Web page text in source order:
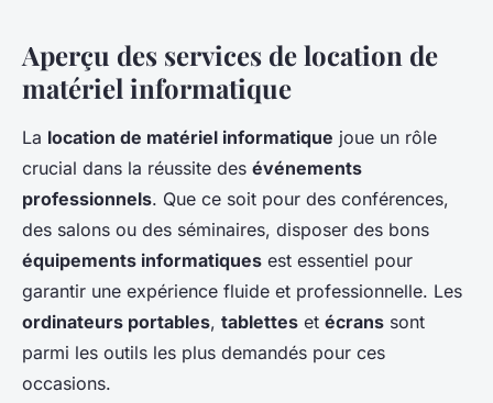
Aperçu des services de location de
matériel informatique
La location de matériel informatique joue un rôle
crucial dans la réussite des événements
professionnels. Que ce soit pour des conférences,
des salons ou des séminaires, disposer des bons
équipements informatiques est essentiel pour
garantir une expérience fluide et professionnelle. Les
ordinateurs portables, tablettes et écrans sont
parmi les outils les plus demandés pour ces
occasions.